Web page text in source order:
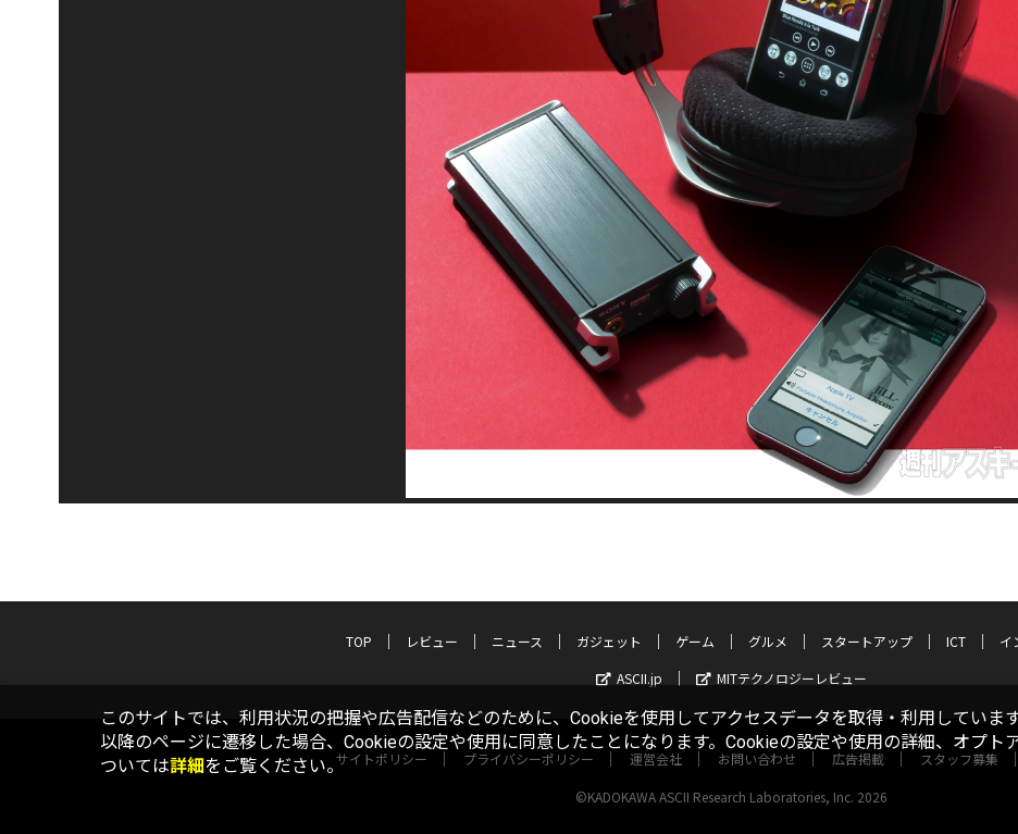
TOP レビュー ニュース ガジェット ゲーム グルメ スタートアップ ICT
イ
ASCII.jp
MITテクノロジーレビュー
サイトポリシー プライバシーポリシー 運営会社 お問い合わせ 広告掲載 スタッフ募集
©KADOKAWA ASCII Research Laboratories, Inc. 2026
このサイトでは、利用状況の把握や広告配信などのために、Cookieを使用してアクセスデータを取得・利用していま
以降のページに遷移した場合、Cookieの設定や使用に同意したことになります。Cookieの設定や使用の詳細、オプト
ついては詳細をご覧ください。